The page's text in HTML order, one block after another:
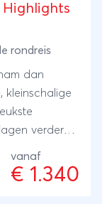
rondreis
dan
kleinschalige
verder
vanaf
€ 1.340